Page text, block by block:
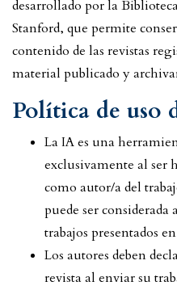
desarrollado por la
Stanford, que permite
contenido de las revistas
material publicado y
Política de uso
La IA es una
exclusivamente al
como autor/a del
puede ser
trabajos presentados
Los autores deben
revista al enviar su